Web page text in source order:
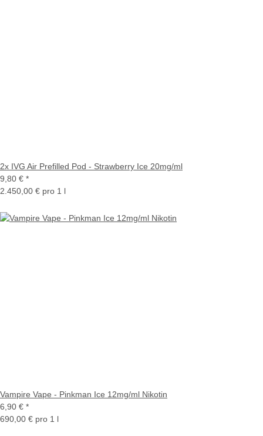
2x IVG Air Prefilled Pod - Strawberry Ice 20mg/ml
9,80 € *
2.450,00 € pro 1 l
Vampire Vape - Pinkman Ice 12mg/ml Nikotin
6,90 € *
690,00 € pro 1 l